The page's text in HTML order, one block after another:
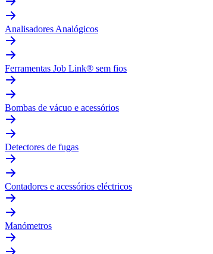
Analisadores Analógicos
Ferramentas Job Link® sem fios
Bombas de vácuo e acessórios
Detectores de fugas
Contadores e acessórios eléctricos
Manómetros